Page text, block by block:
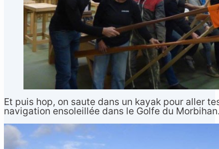
Et puis hop, on saute dans un kayak pour aller
navigation ensoleillée dans le Golfe du